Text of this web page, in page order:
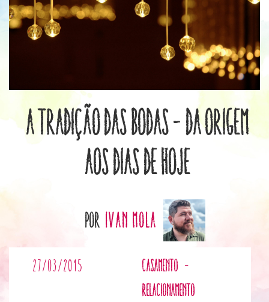
A tradição das bodas – Da origem
aos dias de hoje
por Ivan Mola
27/03/2015 Casamento -
Relacionamento